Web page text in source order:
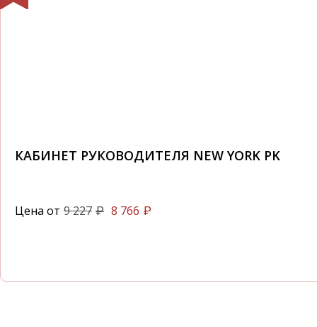
КАБИНЕТ РУКОВОДИТЕЛЯ NEW YORK PK
Цена от 9 227 ₽ 8 766 ₽